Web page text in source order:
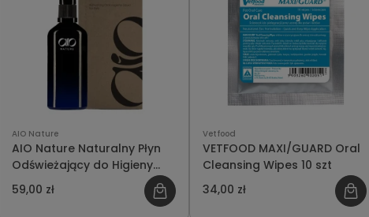
AIO Nature
AIO Nature Naturalny Płyn
Odświeżający do Higieny
Jamy Ustnej dla Zwierząt
100ml
59,00 zł
Vetfood
VETFOOD MAXI/GUARD Oral
Cleansing Wipes 10 szt
34,00 zł